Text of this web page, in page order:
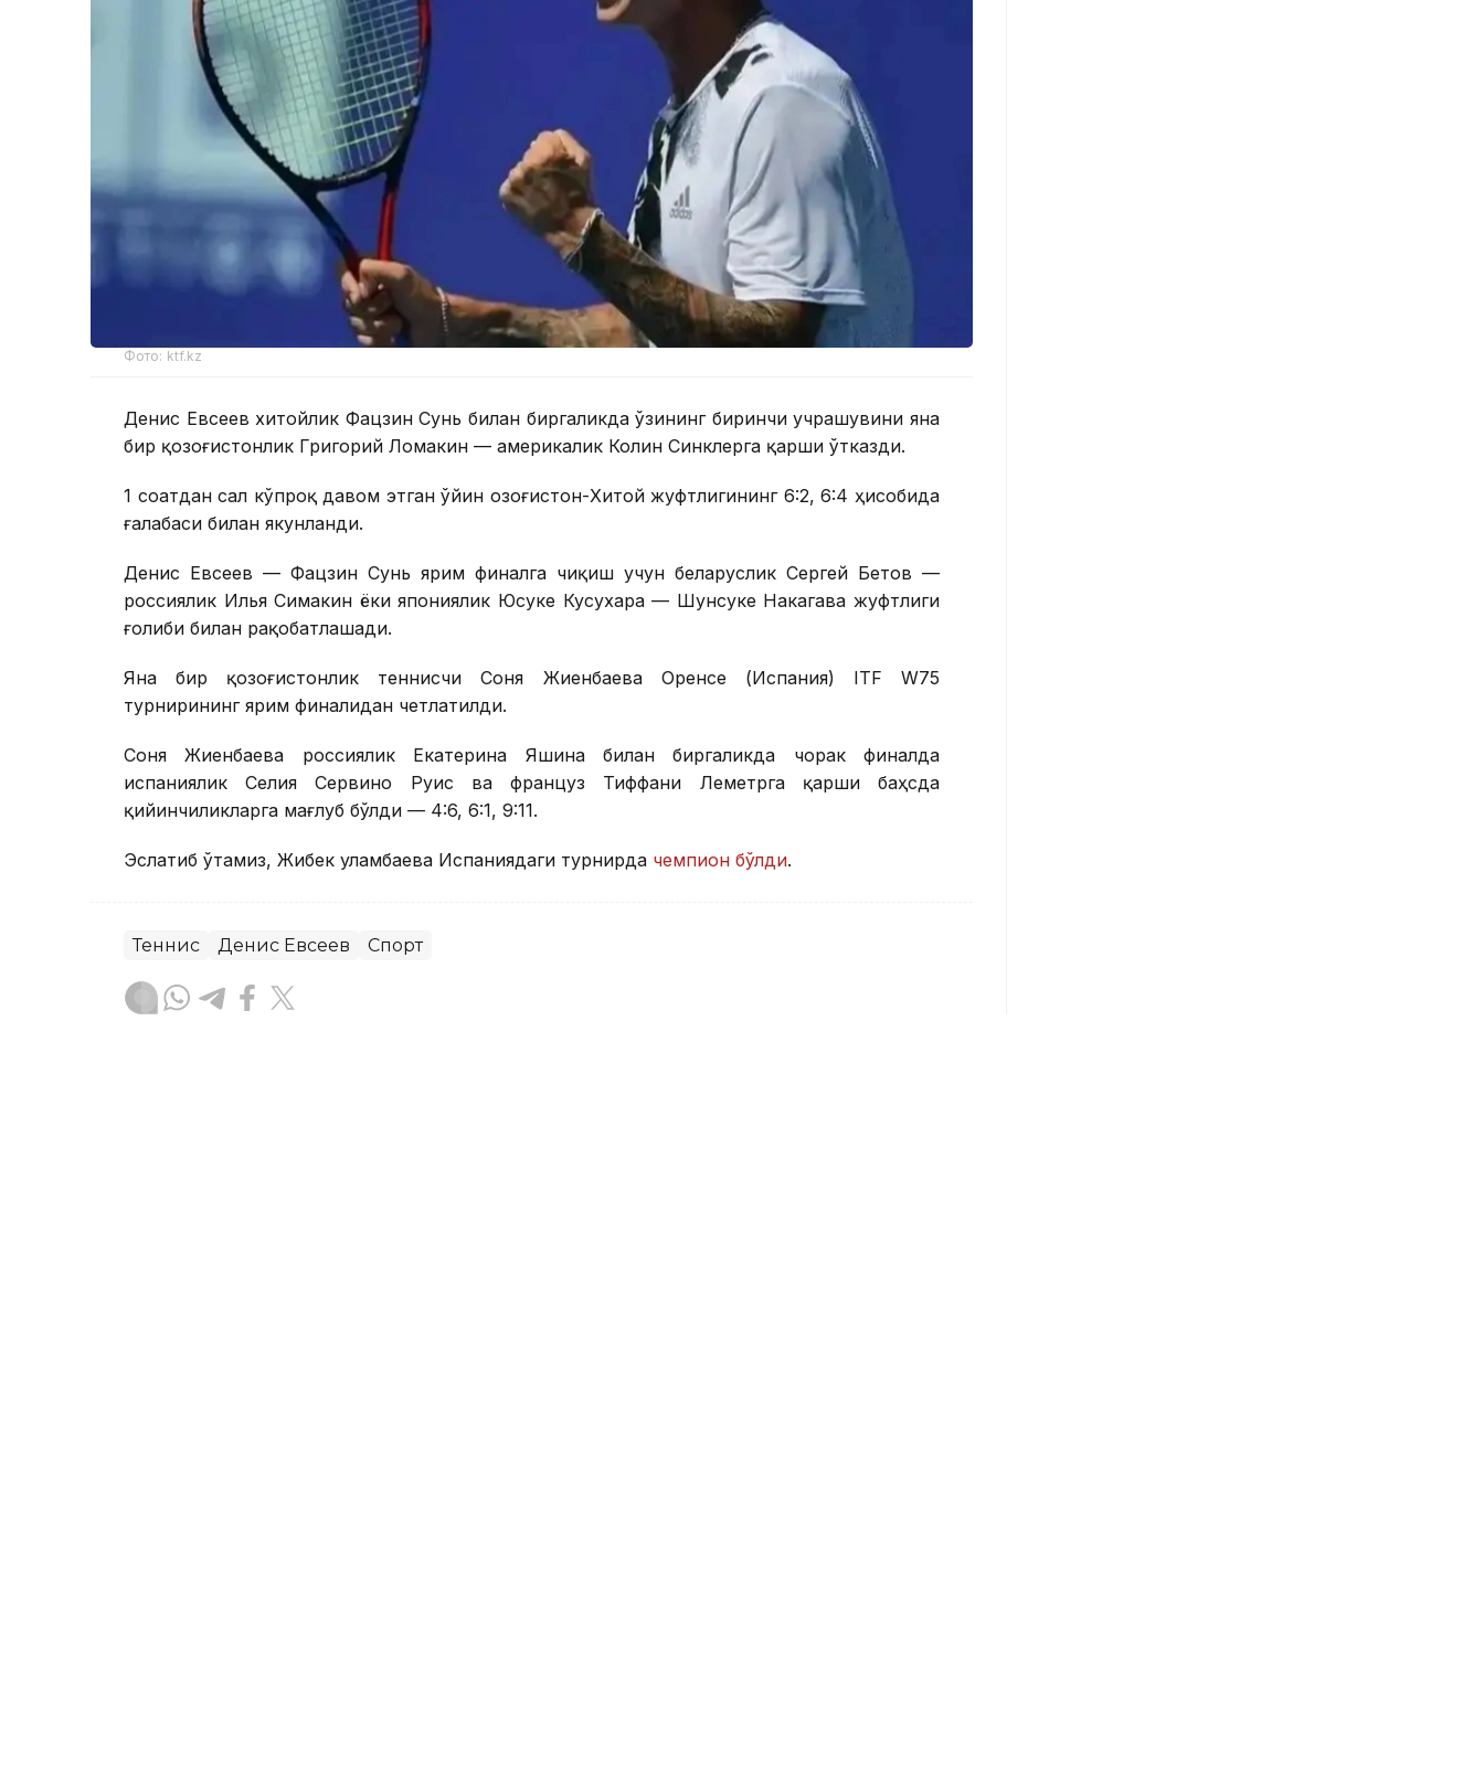
Фото: ktf.kz
Денис Евсеев хитойлик Фацзин Сунь билан биргаликда ўзининг биринчи учрашувини яна
бир қозоғистонлик Григорий Ломакин — америкалик Колин Синклерга қарши ўтказди.
1 соатдан сал кўпроқ давом этган ўйин Қозоғистон-Хитой жуфтлигининг 6:2, 6:4 ҳисобида
ғалабаси билан якунланди.
Денис Евсеев — Фацзин Сунь ярим финалга чиқиш учун беларуслик Сергей Бетов —
россиялик Илья Симакин ёки япониялик Юсуке Кусухара — Шунсуке Накагава жуфтлиги
ғолиби билан рақобатлашади.
Яна бир қозоғистонлик теннисчи Соня Жиенбаева Оренсе (Испания) ITF W75
турнирининг ярим финалидан четлатилди.
Соня Жиенбаева россиялик Екатерина Яшина билан биргаликда чорак финалда
испаниялик Селия Сервино Руис ва француз Тиффани Леметрга қарши баҳсда
қийинчиликларга мағлуб бўлди — 4:6, 6:1, 9:11.
Эслатиб ўтамиз, Жибек Қуламбаева Испаниядаги турнирда чемпион бўлди.
Теннис Денис Евсеев Спорт